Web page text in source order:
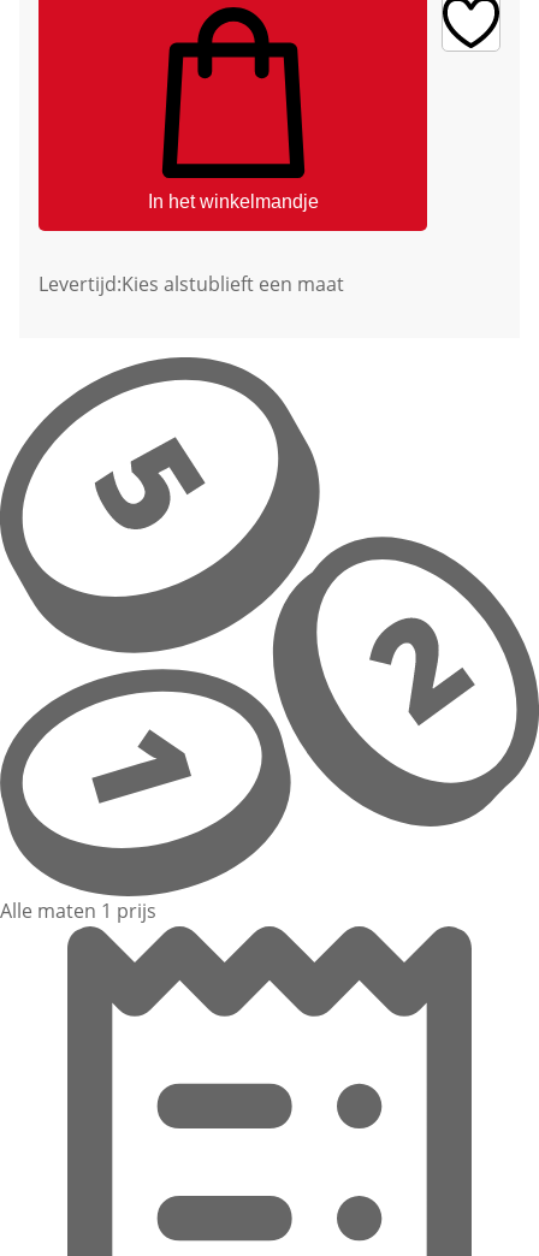
In het winkelmandje
Levertijd:Kies alstublieft een maat
Alle maten 1 prijs